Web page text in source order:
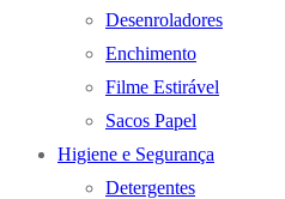
Desenroladores
Enchimento
Filme Estirável
Sacos Papel
Higiene e Segurança
Detergentes